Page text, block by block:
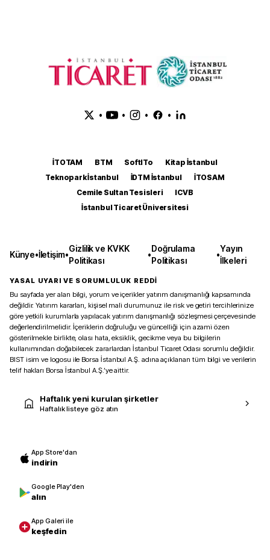
• • • •
İTOTAM BTM SoftITo
Kitap İstanbul
Teknopark İstanbul
İDTM İstanbul
İTOSAM
Cemile Sultan Tesisleri
ICVB
İstanbul Ticaret Üniversitesi
Künye•İletişim•
Gizlilik ve KVKK
Politikası
•
Doğrulama
Politikası
•
Yayın
İlkeleri
YASAL UYARI VE SORUMLULUK REDDİ
Bu sayfada yer alan bilgi, yorum ve içerikler yatırım danışmanlığı kapsamında
değildir. Yatırım kararları, kişisel mali durumunuz ile risk ve getiri tercihlerinize
göre yetkili kurumlarla yapılacak yatırım danışmanlığı sözleşmesi çerçevesinde
değerlendirilmelidir. İçeriklerin doğruluğu ve güncelliği için azami özen
gösterilmekle birlikte, olası hata, eksiklik, gecikme veya bu bilgilerin
kullanımından doğabilecek zararlardan İstanbul Ticaret Odası sorumlu değildir.
BIST isim ve logosu ile Borsa İstanbul A.Ş. adına açıklanan tüm bilgi ve verilerin
telif hakları Borsa İstanbul A.Ş.’ye aittir.
Haftalık yeni kurulan şirketler
Haftalık listeye göz atın
App Store'dan
indirin
Google Play'den
alın
App Galeri ile
keşfedin